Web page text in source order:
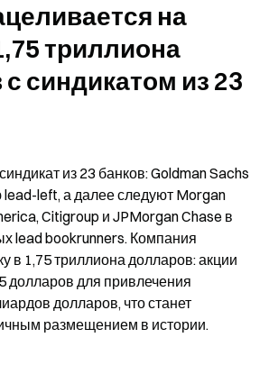
на
триллиона
синдикатом из 23
из 23 банков: Goldman Sachs
left, а далее следуют Morgan
Citigroup и JPMorgan Chase в
lead bookrunners. Компания
в 1,75 триллиона долларов: акции
долларов для привлечения
долларов, что станет
размещением в истории.